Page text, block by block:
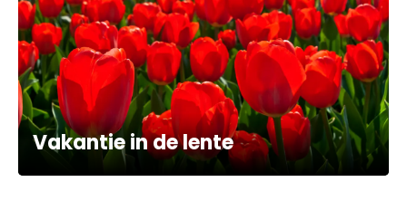
Vakantie in de lente